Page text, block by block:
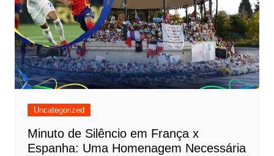
Uncategorized
Minuto de Silêncio em França x
Espanha: Uma Homenagem Necessária